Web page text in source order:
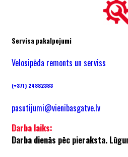
Servisa pakalpojumi
Velosipēda remonts un serviss
(+371) 24882383
pasutijumi@vienibasgatve.lv
Darba laiks:
Darba dienās pēc pieraksta.